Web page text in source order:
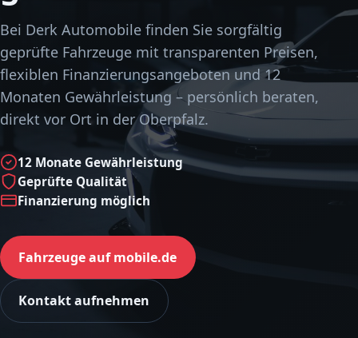
Bei Derk Automobile finden Sie sorgfältig
geprüfte Fahrzeuge mit transparenten Preisen,
flexiblen Finanzierungsangeboten und 12
Monaten Gewährleistung – persönlich beraten,
direkt vor Ort in der Oberpfalz.
12 Monate Gewährleistung
Geprüfte Qualität
Finanzierung möglich
Fahrzeuge auf mobile.de
Kontakt aufnehmen